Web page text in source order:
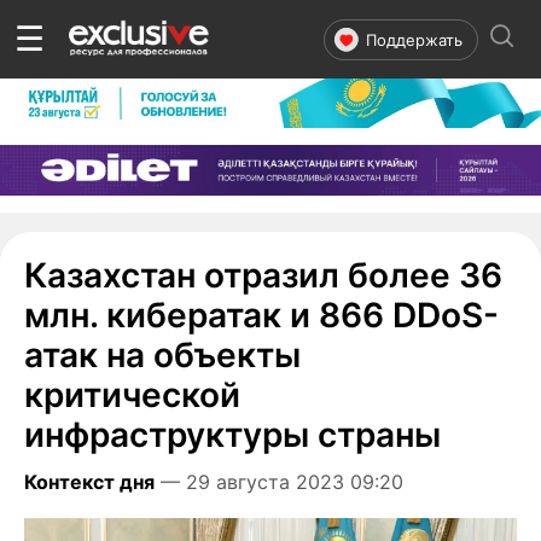
☰ Поддержать
Казахстан отразил более 36
млн. кибератак и 866 DDoS-
атак на объекты
критической
инфраструктуры страны
Контекст дня — 29 августа 2023 09:20